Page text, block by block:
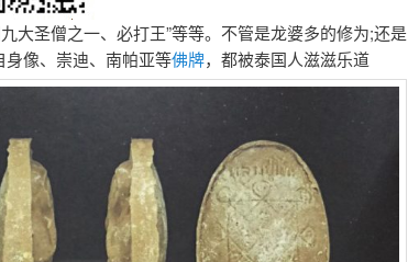
大圣僧之一、必打王”等等。不管是龙婆多的修为;还是
身像、崇迪、南帕亚等佛牌，都被泰国人滋滋乐道